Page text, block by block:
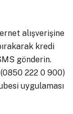
alışverişine
kredi
gönderin.
222 0 900)
uygulaması